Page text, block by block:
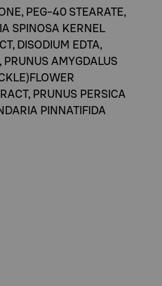
PEG-40 STEARATE,
SPINOSA KERNEL
DISODIUM EDTA,
PRUNUS AMYGDALUS
PRUNUS PERSICA
PINNATIFIDA